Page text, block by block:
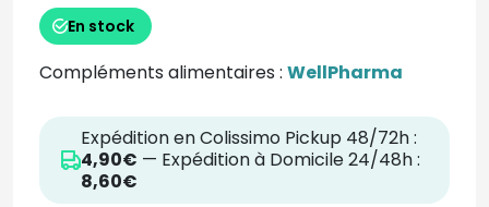
En stock
Compléments alimentaires : WellPharma
Expédition en Colissimo Pickup 48/72h :
4,90€ — Expédition à Domicile 24/48h :
8,60€